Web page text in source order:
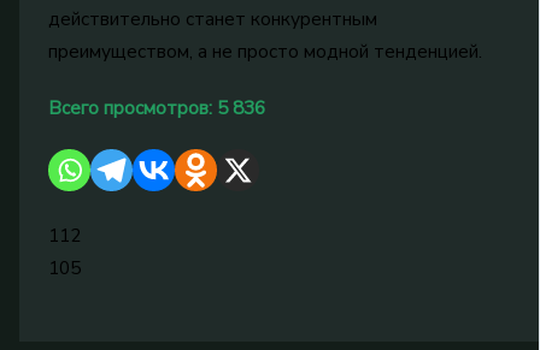
действительно станет конкурентным
преимуществом, а не просто модной тенденцией.
Всего просмотров: 5 836
112
105